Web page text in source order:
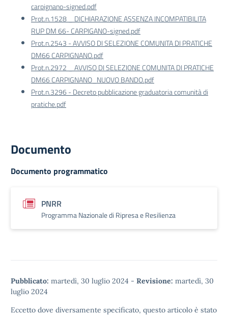
carpignano-signed.pdf
Prot.n.1528 _ DICHIARAZIONE ASSENZA INCOMPATIBILITA
RUP DM 66- CARPIGANO-signed.pdf
Prot.n.2543 - AVVISO DI SELEZIONE COMUNITA DI PRATICHE
DM66 CARPIGNANO.pdf
Prot.n.2972 _ AVVISO DI SELEZIONE COMUNITA DI PRATICHE
DM66 CARPIGNANO_NUOVO BANDO.pdf
Prot.n.3296 - Decreto pubblicazione graduatoria comunità di
pratiche.pdf
Documento
Documento programmatico
PNRR
Programma Nazionale di Ripresa e Resilienza
Pubblicato: martedì, 30 luglio 2024 - Revisione: martedì, 30
luglio 2024
Eccetto dove diversamente specificato, questo articolo è stato